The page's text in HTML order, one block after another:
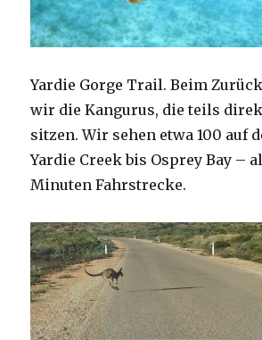
Yardie Gorge Trail. Beim
wir die Kangurus, die teils
sitzen. Wir sehen etwa 100 auf
Yardie Creek bis Osprey Bay –
Minuten Fahrstrecke.